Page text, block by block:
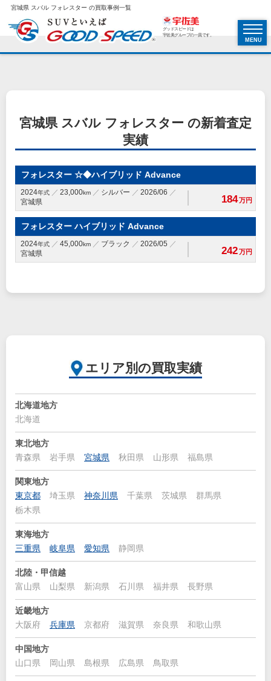
宮城県 スバル フォレスター の買取事例一覧
グッドスピードは
宇佐美グループの一員です。
MENU
宮城県 スバル フォレスター の新着査定
実績
フォレスター ☆◆ハイブリッド Advance
2024年式 23,000km シルバー
2026/06
宮城県
184万円
フォレスター ハイブリッド Advance
2024年式 45,000km ブラック
2026/05
宮城県
242万円
エリア別の買取実績
北海道地方
北海道
東北地方
青森県
岩手県 宮城県 秋田県 山形県 福島県
関東地方
東京都
埼玉県 神奈川県 千葉県 茨城県
群馬県
栃木県
東海地方
三重県
岐阜県 愛知県 静岡県
北陸・甲信越
富山県
山梨県 新潟県 石川県 福井県 長野県
近畿地方
大阪府
兵庫県 京都府 滋賀県 奈良県 和歌山県
中国地方
山口県
岡山県 島根県 広島県 鳥取県